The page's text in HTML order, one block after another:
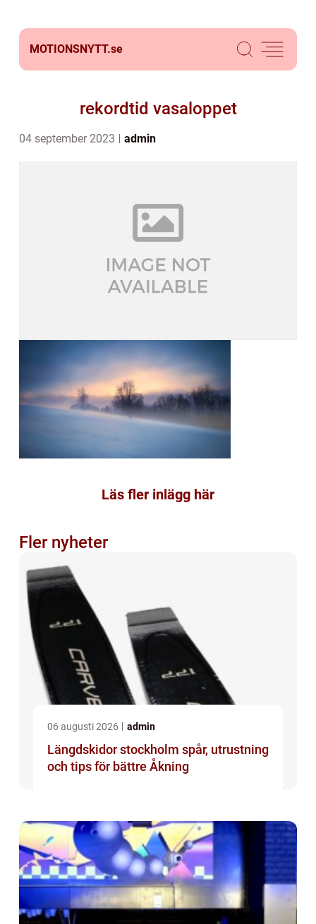
MOTIONSNYTT.se
rekordtid vasaloppet
04 september 2023 admin
Läs fler inlägg här
Fler nyheter
06 augusti 2026 admin
Längdskidor stockholm spår, utrustning
och tips för bättre Åkning